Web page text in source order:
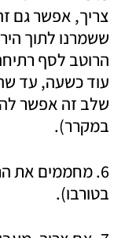
במקרר).
בטורבו).